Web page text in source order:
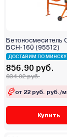
Бетоносмеситель
БСН-160 (95512)
ДОСТАВИМ ПО МИНСКУ
856.90 руб.
934.02 руб.
от 22 руб. руб./
Купить